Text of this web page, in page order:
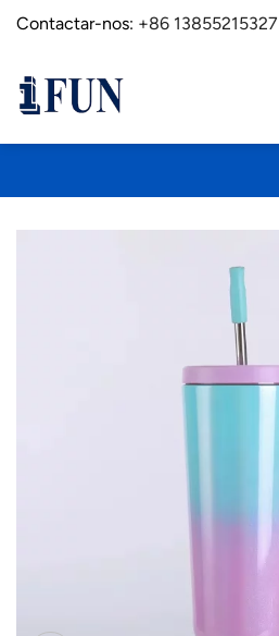
Saltar
conteúdo
Contactar-nos: +86 13855215327